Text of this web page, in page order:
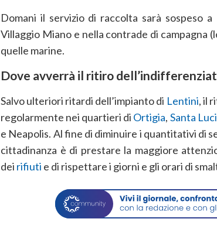
Domani il servizio di raccolta sarà sospeso a
Villaggio Miano e nella contrade di campagna
quelle marine.
Dove avverrà il ritiro
Salvo ulteriori ritardi dell’impianto di Lentini, il
regolarmente nei quartieri di Ortigia, Santa
e Neapolis. Al fine di diminuire i quantitativi di
cittadinanza è di prestare la maggiore
dei rifiuti e di rispettare i giorni e gli orari di